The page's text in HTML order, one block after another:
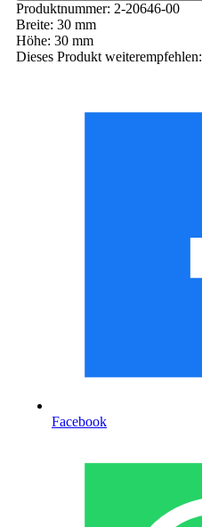
Produktnummer: 2-20646-00
Breite: 30 mm
Höhe: 30 mm
Dieses Produkt weiterempfehlen:
Facebook